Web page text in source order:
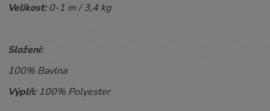
Velikost: 0-1 m / 3,4 kg
Složení:
100% Bavlna
Výplň:100% Polyester